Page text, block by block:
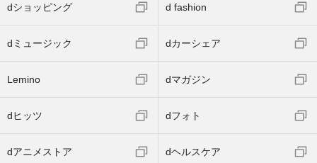
dショッピング d fashion
dミュージック dカーシェア
Lemino dマガジン
dヒッツ dフォト
dアニメストア dヘルスケア